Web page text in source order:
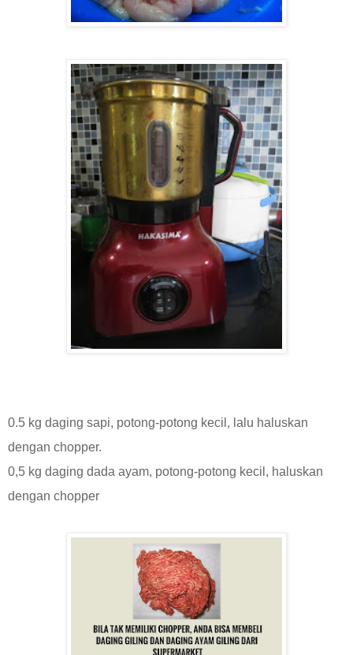
0.5 kg daging sapi, potong-potong kecil, lalu haluskan
dengan chopper.
0,5 kg daging dada ayam, potong-potong kecil, haluskan
dengan chopper